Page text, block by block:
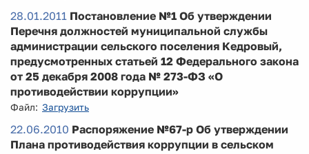
28.01.2011 Постановление №1 Об утверждении
Перечня должностей муниципальной службы
администрации сельского поселения Кедровый,
предусмотренных статьей 12 Федерального закона
от 25 декабря 2008 года № 273-ФЗ «О
противодействии коррупции»
Файл: Загрузить
22.06.2010 Распоряжение №67-р Об утверждении
Плана противодействия коррупции в сельском